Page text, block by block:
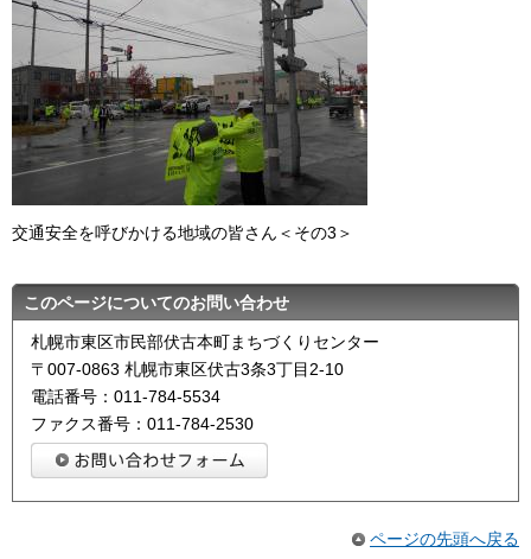
交通安全を呼びかける地域の皆さん＜その3＞
このページについてのお問い合わせ
札幌市東区市民部伏古本町まちづくりセンター
〒007-0863 札幌市東区伏古3条3丁目2-10
電話番号：011-784-5534
ファクス番号：011-784-2530
ページの先頭へ戻る